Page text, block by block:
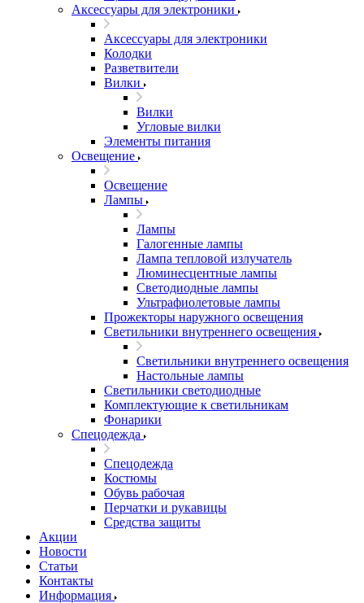
Аксессуары для электроники
Аксессуары для электроники
Колодки
Разветвители
Вилки
Вилки
Угловые вилки
Элементы питания
Освещение
Освещение
Лампы
Лампы
Галогенные лампы
Лампа тепловой излучатель
Люминесцентные лампы
Светодиодные лампы
Ультрафиолетовые лампы
Прожекторы наружного освещения
Светильники внутреннего освещения
Светильники внутреннего освещения
Настольные лампы
Светильники светодиодные
Комплектующие к светильникам
Фонарики
Спецодежда
Спецодежда
Костюмы
Обувь рабочая
Перчатки и рукавицы
Средства защиты
Акции
Новости
Статьи
Контакты
Информация